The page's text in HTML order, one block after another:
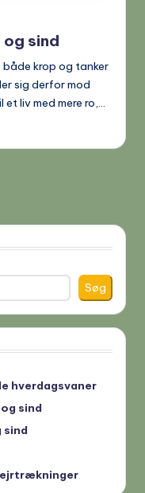
og sind
krop og tanker
sig derfor mod
liv med mere ro,…
Søg
hverdagsvaner
sind
sind